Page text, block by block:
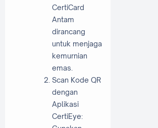
CertiCard
Antam
dirancang
untuk menjaga
kemurnian
emas.
Scan Kode QR
dengan
Aplikasi
CertiEye: